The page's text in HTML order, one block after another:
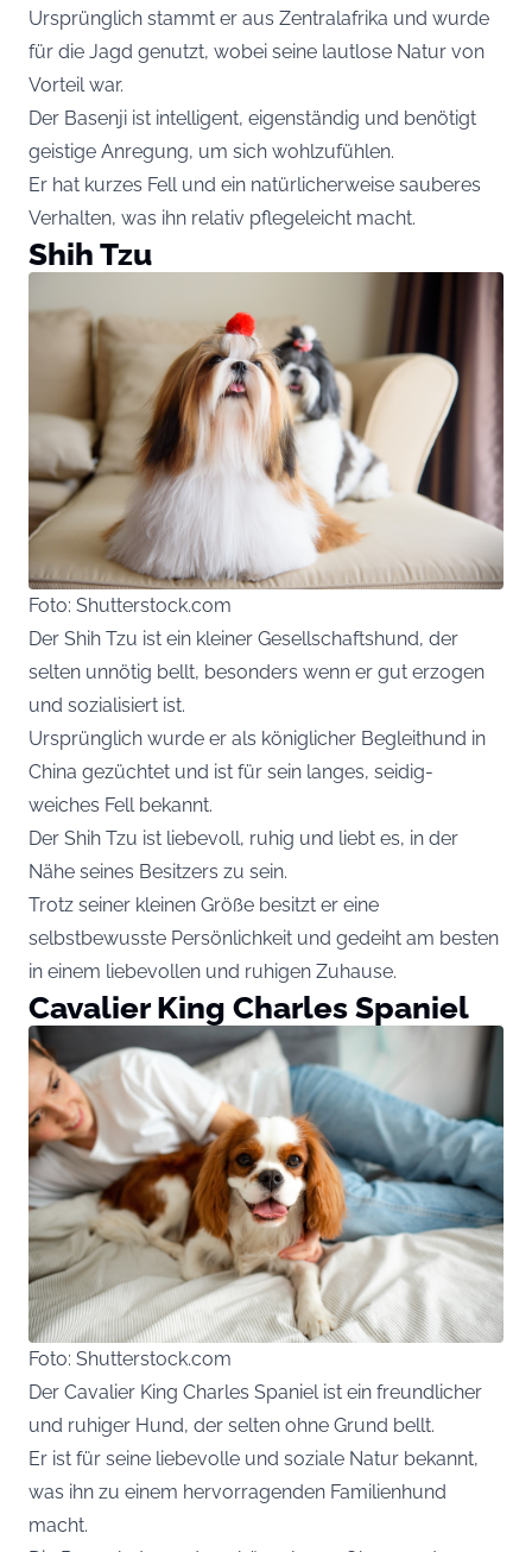
Ursprünglich stammt er aus Zentralafrika und wurde
für die Jagd genutzt, wobei seine lautlose Natur von
Vorteil war.
Der Basenji ist intelligent, eigenständig und benötigt
geistige Anregung, um sich wohlzufühlen.
Er hat kurzes Fell und ein natürlicherweise sauberes
Verhalten, was ihn relativ pflegeleicht macht.
Shih Tzu
Foto: Shutterstock.com
Der Shih Tzu ist ein kleiner Gesellschaftshund, der
selten unnötig bellt, besonders wenn er gut erzogen
und sozialisiert ist.
Ursprünglich wurde er als königlicher Begleithund in
China gezüchtet und ist für sein langes, seidig-
weiches Fell bekannt.
Der Shih Tzu ist liebevoll, ruhig und liebt es, in der
Nähe seines Besitzers zu sein.
Trotz seiner kleinen Größe besitzt er eine
selbstbewusste Persönlichkeit und gedeiht am besten
in einem liebevollen und ruhigen Zuhause.
Cavalier King Charles Spaniel
Foto: Shutterstock.com
Der Cavalier King Charles Spaniel ist ein freundlicher
und ruhiger Hund, der selten ohne Grund bellt.
Er ist für seine liebevolle und soziale Natur bekannt,
was ihn zu einem hervorragenden Familienhund
macht.